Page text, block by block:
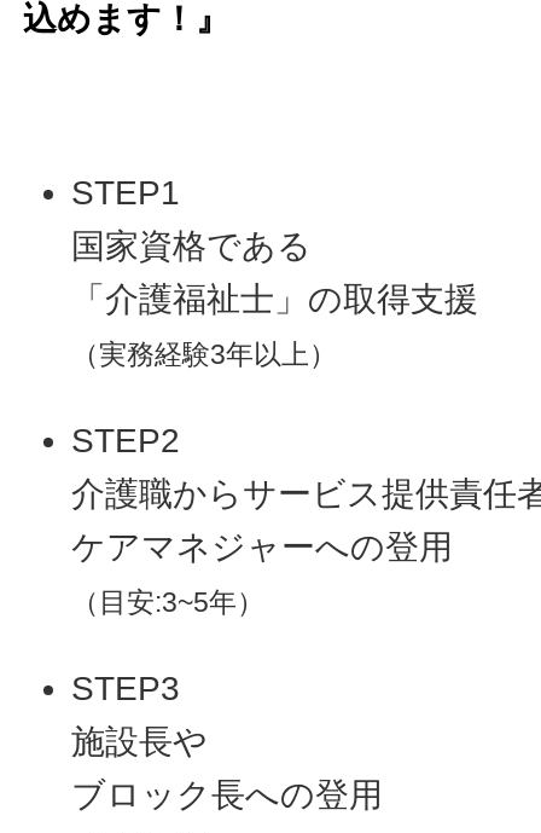
込めます！』
STEP1
国家資格である
「介護福祉士」の取得支援
（実務経験3年以上）
STEP2
介護職からサービス提供責任
ケアマネジャーへの登用
（目安:3~5年）
STEP3
施設長や
ブロック長への登用